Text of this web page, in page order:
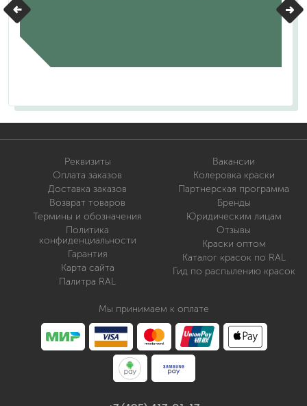
Реквизиты
Оплата заказов
Доставка заказов
Возврат товаров
Термины и обозначения
Политика
конфиденциальности
Гарантия
Карта сайта
Палитра RAL
Вакансии
Колеровка краски
Партнерская программа
Бренды
Юридическим лицам
Отзывы
Краски оптом
Каталог красок по RAL
Гид по распылению красок
Мы принимаем к оплате